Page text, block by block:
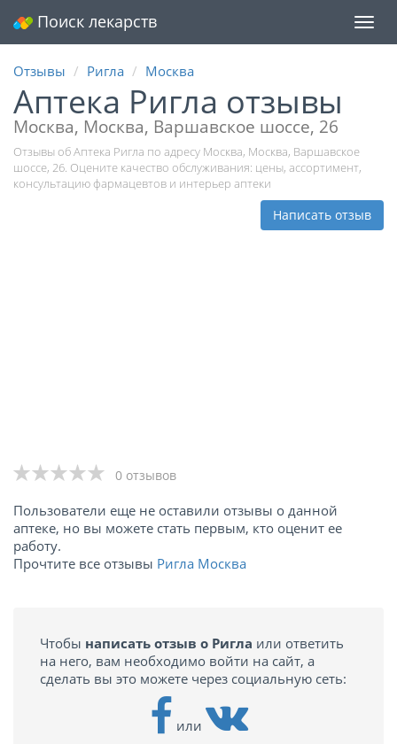
Поиск лекарств
Отзывы Ригла Москва
Аптека Ригла отзывы
Москва, Москва, Варшавское шоссе, 26
Отзывы об Аптека Ригла по адресу Москва, Москва, Варшавское
шоссе, 26. Оцените качество обслуживания: цены, ассортимент,
консультацию фармацевтов и интерьер аптеки
Написать отзыв
0 отзывов
Пользователи еще не оставили отзывы о данной
аптеке, но вы можете стать первым, кто оценит ее
работу.
Прочтите все отзывы Ригла Москва
Чтобы написать отзыв о Ригла или ответить
на него, вам необходимо войти на сайт, а
сделать вы это можете через социальную сеть:
или